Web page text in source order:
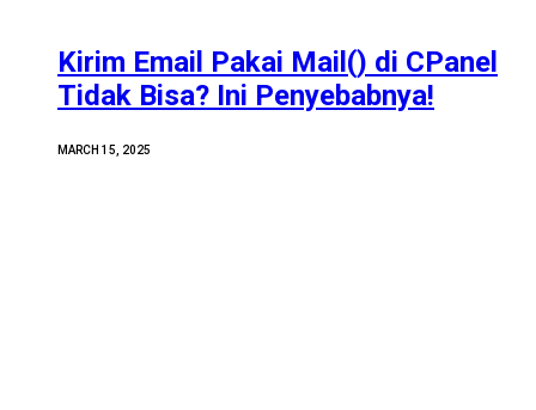
Kirim Email Pakai Mail() di CPanel
Tidak Bisa? Ini Penyebabnya!
MARCH 15, 2025